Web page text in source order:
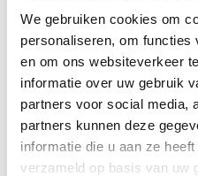
We gebruiken cookies om
personaliseren, om functies
en om ons websiteverkeer
informatie over uw gebruik
partners voor social media,
partners kunnen deze
informatie die u aan ze
verzameld op basis van uw
Indien op voorraad &
verzonden
i
Bestel direct mee
SKU:BS60
EAN:
You may also like